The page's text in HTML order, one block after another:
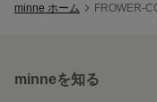
minne ホーム FROWER-
minneを知る